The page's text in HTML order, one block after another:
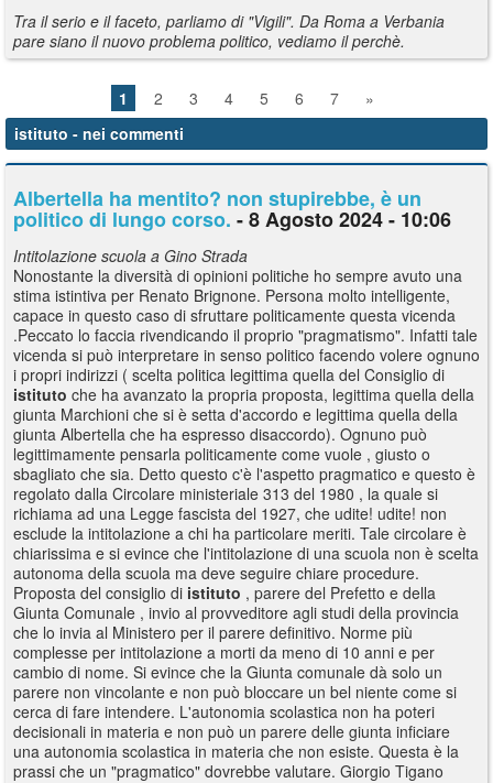
Tra il serio e il faceto, parliamo di "Vigili". Da Roma a Verbania
pare siano il nuovo problema politico, vediamo il perchè.
1 2 3 4 5 6 7
»
istituto - nei commenti
Albertella ha mentito? non stupirebbe, è un
politico di lungo corso. - 8 Agosto 2024 - 10:06
Intitolazione scuola a Gino Strada
Nonostante la diversità di opinioni politiche ho sempre avuto una
stima istintiva per Renato Brignone. Persona molto intelligente,
capace in questo caso di sfruttare politicamente questa vicenda
.Peccato lo faccia rivendicando il proprio "pragmatismo". Infatti tale
vicenda si può interpretare in senso politico facendo volere ognuno
i propri indirizzi ( scelta politica legittima quella del Consiglio di
istituto che ha avanzato la propria proposta, legittima quella della
giunta Marchioni che si è setta d'accordo e legittima quella della
giunta Albertella che ha espresso disaccordo). Ognuno può
legittimamente pensarla politicamente come vuole , giusto o
sbagliato che sia. Detto questo c'è l'aspetto pragmatico e questo è
regolato dalla Circolare ministeriale 313 del 1980 , la quale si
richiama ad una Legge fascista del 1927, che udite! udite! non
esclude la intitolazione a chi ha particolare meriti. Tale circolare è
chiarissima e si evince che l'intitolazione di una scuola non è scelta
autonoma della scuola ma deve seguire chiare procedure.
Proposta del consiglio di istituto , parere del Prefetto e della
Giunta Comunale , invio al provveditore agli studi della provincia
che lo invia al Ministero per il parere definitivo. Norme più
complesse per intitolazione a morti da meno di 10 anni e per
cambio di nome. Si evince che la Giunta comunale dà solo un
parere non vincolante e non può bloccare un bel niente come si
cerca di fare intendere. L'autonomia scolastica non ha poteri
decisionali in materia e non può un parere delle giunta inficiare
una autonomia scolastica in materia che non esiste. Questa è la
prassi che un "pragmatico" dovrebbe valutare. Giorgio Tigano